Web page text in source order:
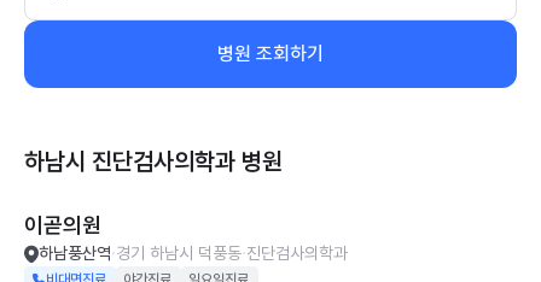
병원 조회하기
하남시 진단검사의학과 병원
이곧의원
하남풍산역 경기 하남시 덕풍동 진단검사의학과